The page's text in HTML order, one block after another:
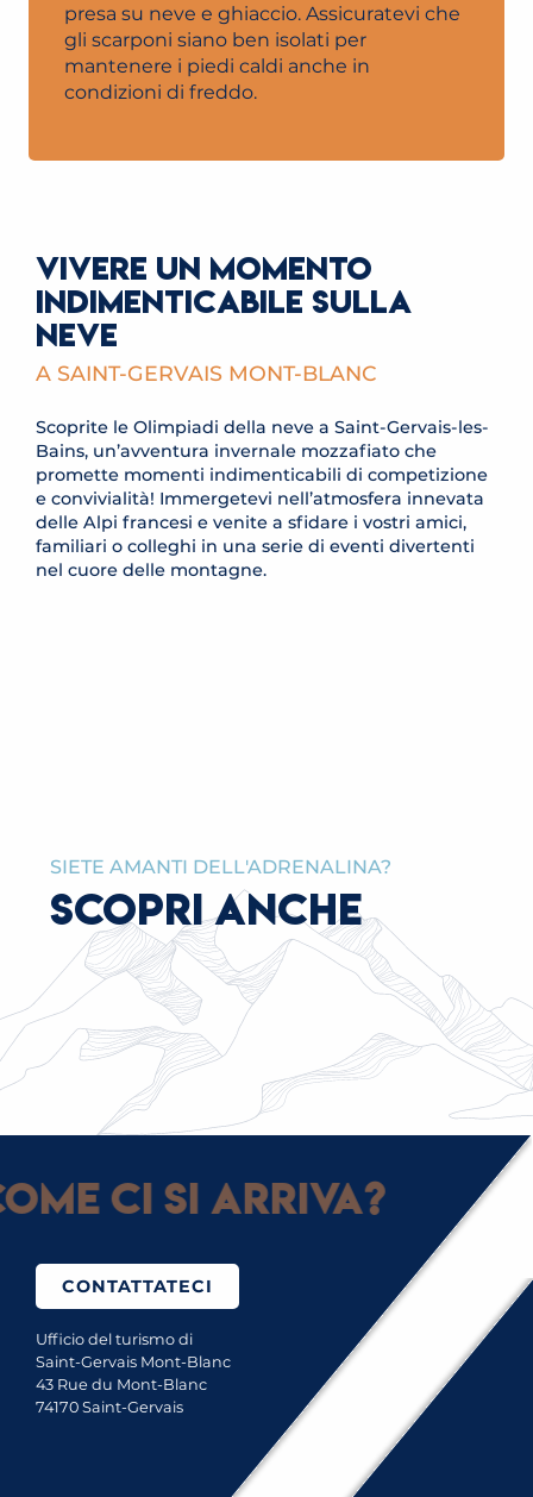
presa su neve e ghiaccio. Assicuratevi che
gli scarponi siano ben isolati per
mantenere i piedi caldi anche in
condizioni di freddo.
VIVERE UN MOMENTO
INDIMENTICABILE SULLA
NEVE
A SAINT-GERVAIS MONT-BLANC
Scoprite le Olimpiadi della neve a Saint-Gervais-les-
Bains, un’avventura invernale mozzafiato che
promette momenti indimenticabili di competizione
e convivialità! Immergetevi nell’atmosfera innevata
delle Alpi francesi e venite a sfidare i vostri amici,
familiari o colleghi in una serie di eventi divertenti
nel cuore delle montagne.
SIETE AMANTI DELL'ADRENALINA?
SCOPRI ANCHE
NOLEGGIO DI ATTREZZATURE
ci si arriva?
CONTATTATECI
Ufficio del turismo di
Saint-Gervais Mont-Blanc
43 Rue du Mont-Blanc
74170 Saint-Gervais